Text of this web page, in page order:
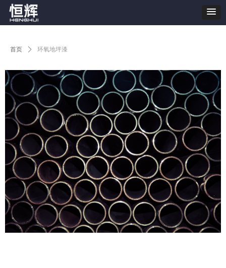
首页 ꄲ 环氧地坪漆